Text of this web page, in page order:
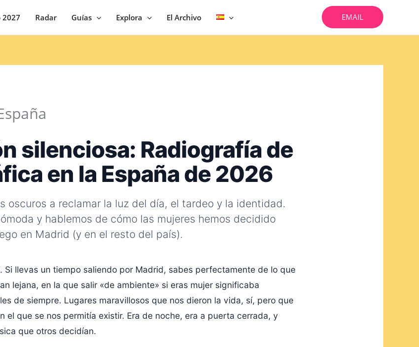
2027 Radar Guías Explora El Archivo EMAIL
silenciosa: Radiografía de
en la España de 2026
oscuros a reclamar la luz del día, el tardeo y la identidad.
y hablemos de cómo las mujeres hemos decidido
en Madrid (y en el resto del país).
Si llevas un tiempo saliendo por Madrid, sabes perfectamente de lo que
lejana, en la que salir «de ambiente» si eras mujer significaba
de siempre. Lugares maravillosos que nos dieron la vida, sí, pero que
el que se nos permitía existir. Era de noche, era a puerta cerrada, y
que otros decidían.